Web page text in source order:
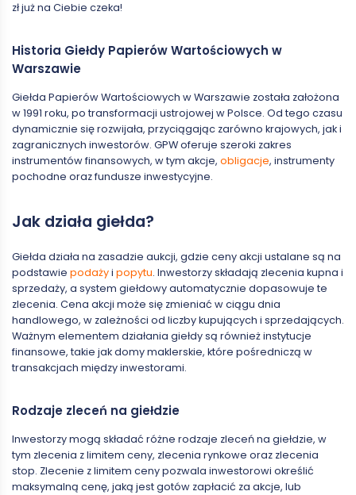
zł już na Ciebie czeka!
Historia Giełdy Papierów Wartościowych w
Warszawie
Giełda Papierów Wartościowych w Warszawie została założona
w 1991 roku, po transformacji ustrojowej w Polsce. Od tego czasu
dynamicznie się rozwijała, przyciągając zarówno krajowych, jak i
zagranicznych inwestorów. GPW oferuje szeroki zakres
instrumentów finansowych, w tym akcje, obligacje, instrumenty
pochodne oraz fundusze inwestycyjne.
Jak działa giełda?
Giełda działa na zasadzie aukcji, gdzie ceny akcji ustalane są na
podstawie podażyi popytu. Inwestorzy składają zlecenia kupna i
sprzedaży, a system giełdowy automatycznie dopasowuje te
zlecenia. Cena akcji może się zmieniać w ciągu dnia
handlowego, w zależności od liczby kupujących i sprzedających.
Ważnym elementem działania giełdy są również instytucje
finansowe, takie jak domy maklerskie, które pośredniczą w
transakcjach między inwestorami.
Rodzaje zleceń na giełdzie
Inwestorzy mogą składać różne rodzaje zleceń na giełdzie, w
tym zlecenia z limitem ceny, zlecenia rynkowe oraz zlecenia
stop. Zlecenie z limitem ceny pozwala inwestorowi określić
maksymalną cenę, jaką jest gotów zapłacić za akcje, lub